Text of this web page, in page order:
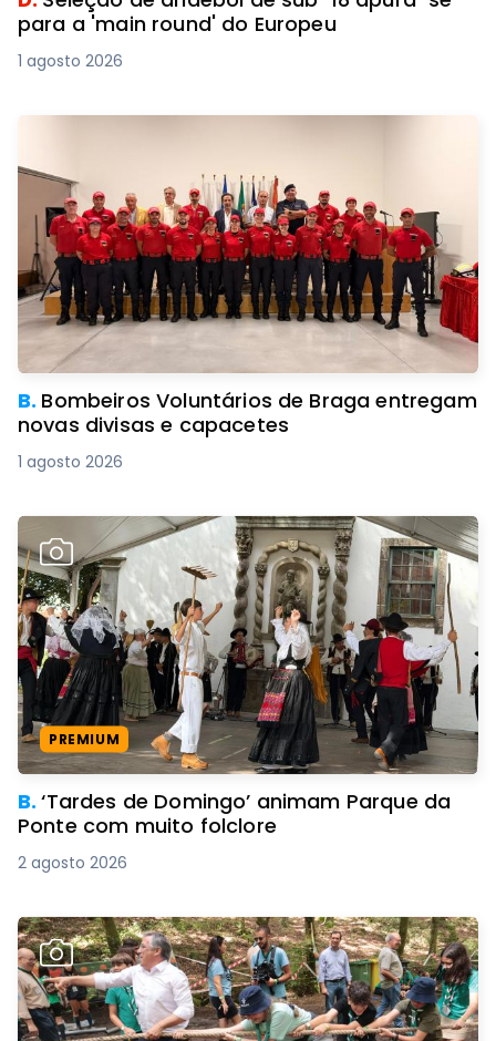
para a 'main round' do Europeu
1 agosto 2026
B. Bombeiros Voluntários de Braga entregam
novas divisas e capacetes
1 agosto 2026
PREMIUM
B.‘Tardes de Domingo’ animam Parque da
Ponte com muito folclore
2 agosto 2026